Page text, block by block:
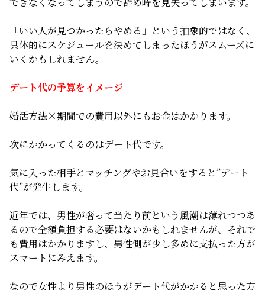
「いい人が見つかったらやめる」という抽象的ではなく、
具体的にスケジュールを決めてしまったほうがスムーズに
いくかもしれません。
デート代の予算をイメージ
婚活方法×期間での費用以外にもお金はかかります。
次にかかってくるのはデート代です。
気に入った相手とマッチングやお見合いをすると”デート
代”が発生します。
近年では、男性が奢って当たり前という風潮は薄れつつあ
るので全額負担する必要はないかもしれませんが、それで
も費用はかかりますし、男性側が少し多めに支払った方が
スマートにみえます。
なので女性より男性のほうがデート代がかかると思った方